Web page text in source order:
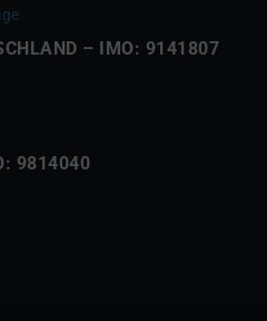
– IMO: 9141807
9814040